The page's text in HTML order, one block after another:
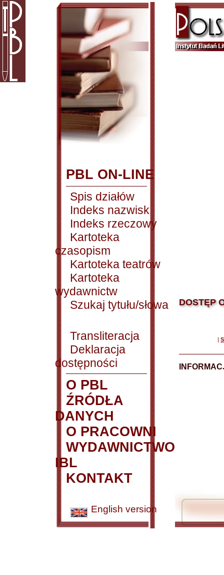
PBL ON-LINE
Spis działów
Indeks nazwisk
Indeks rzeczowy
Kartoteka
czasopism
Kartoteka teatrów
Kartoteka
wydawnictw
Szukaj tytułu/słowa
Transliteracja
Deklaracja
dostępności
O PBL
ŹRÓDŁA
DANYCH
O PRACOWNI
WYDAWNICTWO
IBL
KONTAKT
English version
DOSTĘP
|